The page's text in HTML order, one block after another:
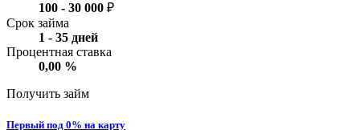
100 - 30 000 ₽
Срок займа
1 - 35 дней
Процентная ставка
0,00 %
Получить займ
Первый под 0% на карту